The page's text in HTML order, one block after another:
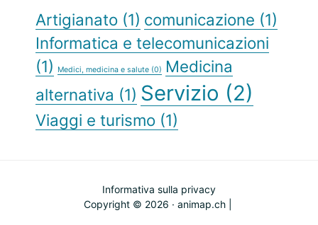
Artigianato (1) comunicazione (1)
Informatica e telecomunicazioni
(1)
Medici, medicina e salute (0)
Medicina
alternativa (1) Servizio (2)
Viaggi e turismo (1)
Informativa sulla privacy
Copyright © 2026 · animap.ch |